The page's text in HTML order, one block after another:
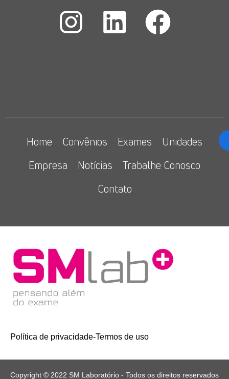
Home Convênios Exames
Unidades
Empresa
Notícias
Trabalhe Conosco
Contato
Política de privacidade-Termos de uso
Copyright © 2022 SM Laboratório - Todos os direitos reservados